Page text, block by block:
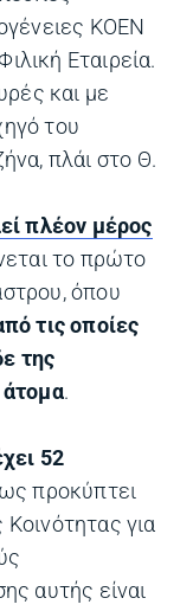
ΚΟΕΝ
Εταιρεία.
και με
του
πλάι στο Θ.
πλέον μέρος
το πρώτο
όπου
τις οποίες
της
άτομα.
52
προκύπτει
για
αυτής είναι